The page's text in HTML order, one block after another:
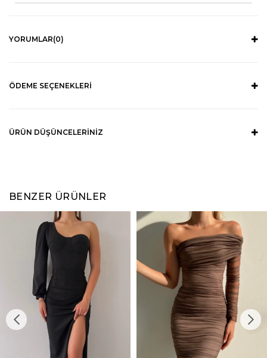
YORUMLAR(0)
ÖDEME SEÇENEKLERI
ÜRÜN DÜŞÜNCELERINIZ
BENZER ÜRÜNLER